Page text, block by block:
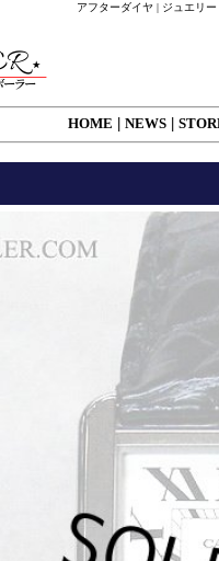
アフターダイヤ | ジュエリ
HOME NEWS